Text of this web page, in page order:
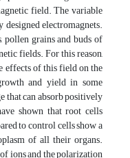
field. The variable
electromagnets.
pollen grains and ‎buds of
fields. For this reason,
effects of this field on the
and ‎yield in some
that can absorb positively
shown that root cells
to ‎control cells show a
of all their organs.